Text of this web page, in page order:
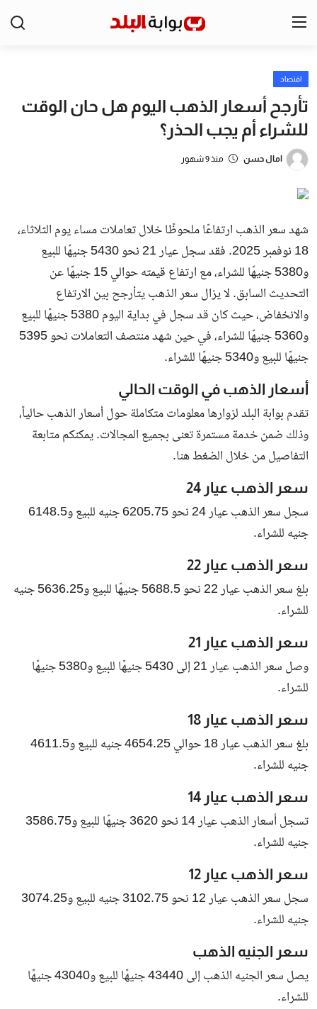
الرئيسية
مصر
الخليج
التعليم
منوعات
تكنولوجيا
اقتصاد
تأرجح أسعار الذهب اليوم هل حان الوقت
للشراء أم يجب الحذر؟
امال حسن منذ 9 شهور
شهد سعر الذهب ارتفاعًا ملحوظًا خلال تعاملات مساء يوم الثلاثاء،
18 نوفمبر 2025. فقد سجل عيار 21 نحو 5430 جنيهًا للبيع
و5380 جنيهًا للشراء، مع ارتفاع قيمته حوالي 15 جنيهًا عن
التحديث السابق. لا يزال سعر الذهب يتأرجح بين الارتفاع
والانخفاض، حيث كان قد سجل في بداية اليوم 5380 جنيهًا للبيع
و5360 جنيهًا للشراء، في حين شهد منتصف التعاملات نحو 5395
جنيهًا للبيع و5340 جنيهًا للشراء.
أسعار الذهب في الوقت الحالي
تقدم بوابة البلد لزوارها معلومات متكاملة حول أسعار الذهب حالياً،
وذلك ضمن خدمة مستمرة تعنى بجميع المجالات. يمكنكم متابعة
التفاصيل من خلال الضغطهنا.
سعر الذهب عيار 24
سجل سعر الذهب عيار 24 نحو 6205.75 جنيه للبيع و6148.5
جنيه للشراء.
سعر الذهب عيار 22
بلغ سعر الذهب عيار 22 نحو 5688.5 جنيهًا للبيع و5636.25 جنيه
للشراء.
سعر الذهب عيار 21
وصل سعر الذهب عيار 21 إلى 5430 جنيهًا للبيع و5380 جنيهًا
للشراء.
سعر الذهب عيار 18
بلغ سعر الذهب عيار 18 حوالي 4654.25 جنيه للبيع و4611.5
جنيه للشراء.
سعر الذهب عيار 14
تسجل أسعار الذهب عيار 14 نحو 3620 جنيهًا للبيع و3586.75
جنيه للشراء.
سعر الذهب عيار 12
سجل سعر الذهب عيار 12 نحو 3102.75 جنيه للبيع و3074.25
جنيه للشراء.
سعر الجنيه الذهب
يصل سعر الجنيه الذهب إلى 43440 جنيهًا للبيع و43040 جنيهًا
للشراء.